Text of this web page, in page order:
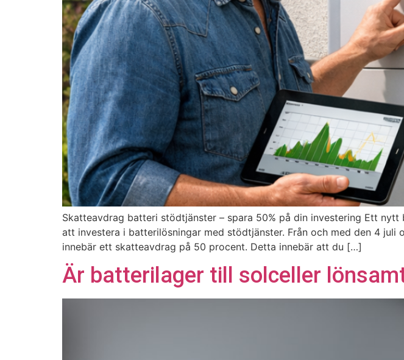
Skatteavdrag batteri stödtjänster – spara 50% på din investering Ett
att investera i batterilösningar med stödtjänster. Från och med den 4
innebär ett skatteavdrag på 50 procent. Detta innebär att du […]
Är batterilager till solceller